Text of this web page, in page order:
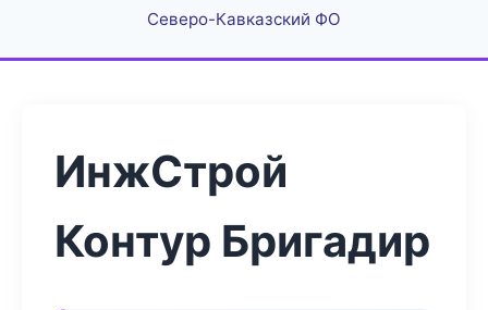
Северо-Кавказский ФО
ИнжСтрой
Контур Бригадир